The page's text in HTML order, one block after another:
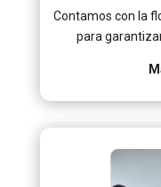
Contamos con la
para